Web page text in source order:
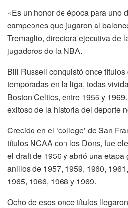
«Es un honor de época para uno
campeones que jugaron al
Tremaglio, directora ejecutiva de
jugadores de la NBA.
Bill Russell conquistó once
temporadas en la liga, todas
Boston Celtics, entre 1956 y
exitoso de la historia del deporte
Crecido en el ‘college’ de San
títulos NCAA con los Dons, fue
el draft de 1956 y abrió una
anillos de 1957, 1959, 1960,
1965, 1966, 1968 y 1969.
Ocho de esos once títulos